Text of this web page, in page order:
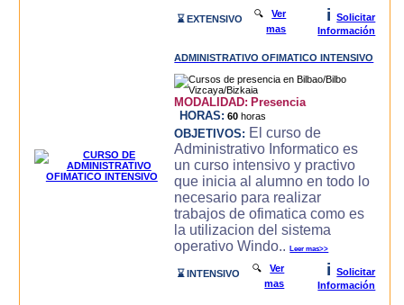
⌛ EXTENSIVO 🔍Ver
mas
i
Solicitar
Información
ADMINISTRATIVO OFIMATICO INTENSIVO
MODALIDAD: Presencia
HORAS: 60 horas
OBJETIVOS: El curso de
Administrativo Informatico es
un curso intensivo y practivo
que inicia al alumno en todo lo
necesario para realizar
trabajos de ofimatica como es
la utilizacion del sistema
operativo Windo..Leer mas>>
⌛ INTENSIVO 🔍Ver
mas
i
Solicitar
Información